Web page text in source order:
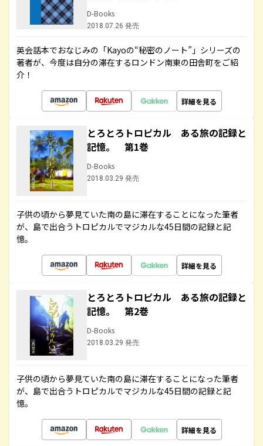
D-Books
2018.07.26 発売
英会話本でおなじみの「Kayoの“秘密のノート”」シリーズの
著者が、今度は自分の滞在するロンドン南東の田舎町をご紹
介！
詳細を見る
とろとろトロピカル ある旅の記録と
記憶。 第1巻
D-Books
2018.03.29 発売
子供の頃から夢見ていた南の島に滞在することになった筆者
が、島で出合うトロピカルでマジカルな45日間の記録と記
憶。
詳細を見る
とろとろトロピカル ある旅の記録と
記憶。 第2巻
D-Books
2018.03.29 発売
子供の頃から夢見ていた南の島に滞在することになった筆者
が、島で出合うトロピカルでマジカルな45日間の記録と記
憶。
詳細を見る